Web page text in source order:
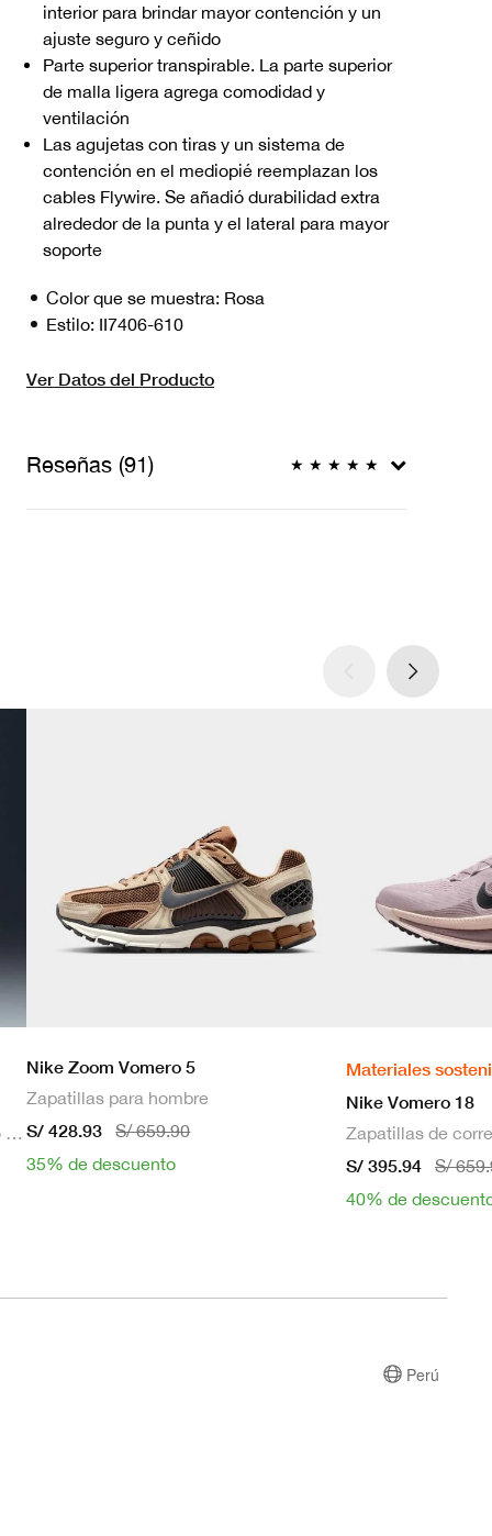
interior para brindar mayor contención y un
ajuste seguro y ceñido
Parte superior transpirable. La parte superior
de malla ligera agrega comodidad y
ventilación
Las agujetas con tiras y un sistema de
contención en el mediopié reemplazan los
cables Flywire. Se añadió durabilidad extra
alrededor de la punta y el lateral para mayor
soporte
Color que se muestra: Rosa
Estilo: II7406-610
Ver Datos del Producto
Reseñas (91) ★ ★ ★ ★ ★
Bra deportivo sin mangas con relleno de sujeción media para mujer
Nike Zoom Vomero 5
Zapatillas para hombre
S/ 428.93
S/ 659.90
35% de descuento
Materiales
Nike Vomero 18
S/ 395.94
S/
40% de
Perú